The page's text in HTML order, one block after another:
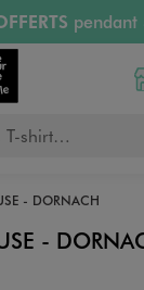
pendant
3x SANS FRAIS
GRATUITE
4h
T-shirt…
- DORNACH
-